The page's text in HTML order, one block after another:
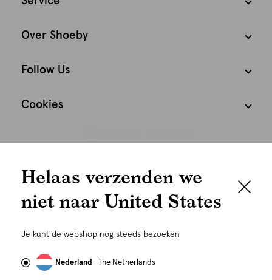
graag persoonlijk
gebruiken wij cookies en daarmee vergelijkbare
om advertenties te personaliseren...
Over Shoeby
Follow Us
Cookies
Helaas verzenden we
niet naar United States
Je kunt de webshop nog steeds bezoeken
Nederland- The Netherlands